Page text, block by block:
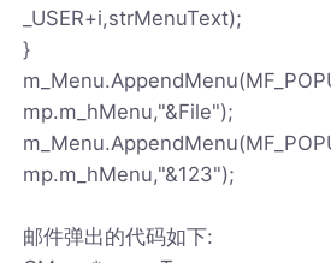
_USER+i,strMenuText);
}
mp.m_hMenu,"&File");
mp.m_hMenu,"&123");
邮件弹出的代码如下: